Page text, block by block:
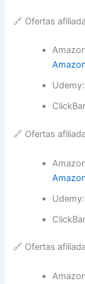
🔗 Ofertas
🔗 Ofertas
🔗 Ofertas